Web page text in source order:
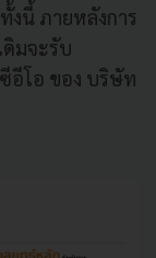
งนี้ ภายหลังการ
มจะรับ
อีโอ ของ บริษัท